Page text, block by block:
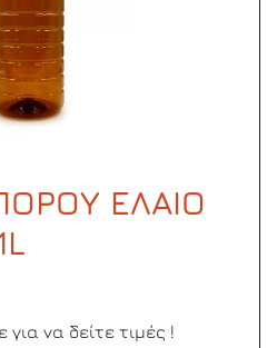
ΕΛΑΙΟ
να δείτε τιμές !